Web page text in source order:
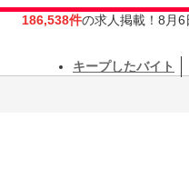
186,538件の求人掲載！8月6
キープしたバイト